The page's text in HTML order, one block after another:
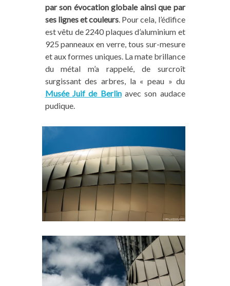
par son évocation globale ainsi que par
ses lignes et couleurs . Pour cela, l’édifice
est vêtu de 2240 plaques d’aluminium et
925 panneaux en verre, tous sur-mesure
et aux formes uniques. La mate brillance
du métal m’a rappelé, de surcroît
surgissant des arbres, la « peau » du
Musée Juif de Berlinavec son audace
pudique.